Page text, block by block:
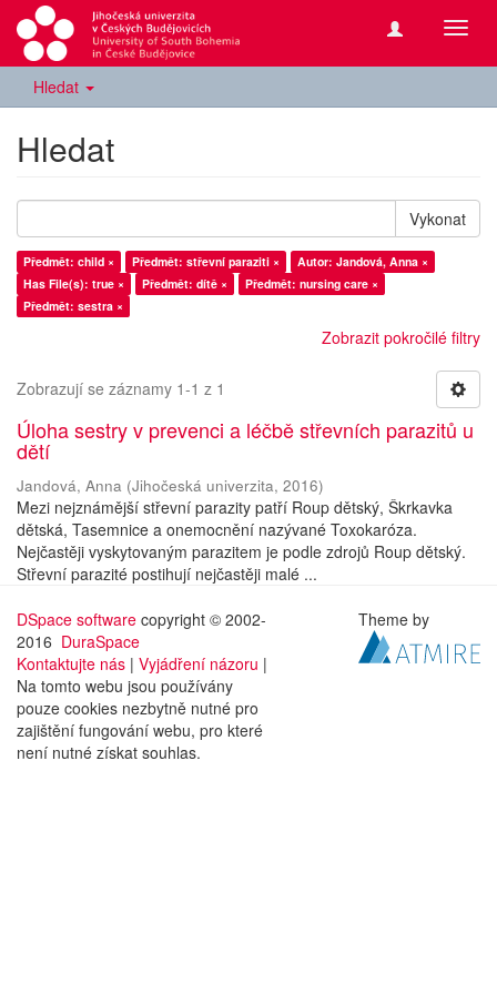
Hledat
Hledat
Vykonat
Předmět: child × Předmět: střevní paraziti ×
Autor: Jandová, Anna ×
Has File(s): true ×
Předmět: dítě ×
Předmět: nursing care ×
Předmět: sestra ×
Zobrazit pokročilé filtry
Zobrazují se záznamy 1-1 z 1
Úloha sestry v prevenci a léčbě střevních parazitů u
dětí
Jandová, Anna (Jihočeská univerzita, 2016)
Mezi nejznámější střevní parazity patří Roup dětský, Škrkavka
dětská, Tasemnice a onemocnění nazývané Toxokaróza.
Nejčastěji vyskytovaným parazitem je podle zdrojů Roup dětský.
Střevní parazité postihují nejčastěji malé ...
DSpace software copyright © 2002-
2016 DuraSpace
Kontaktujte nás | Vyjádření názoru |
Na tomto webu jsou používány
pouze cookies nezbytně nutné pro
zajištění fungování webu, pro které
není nutné získat souhlas.
Theme by